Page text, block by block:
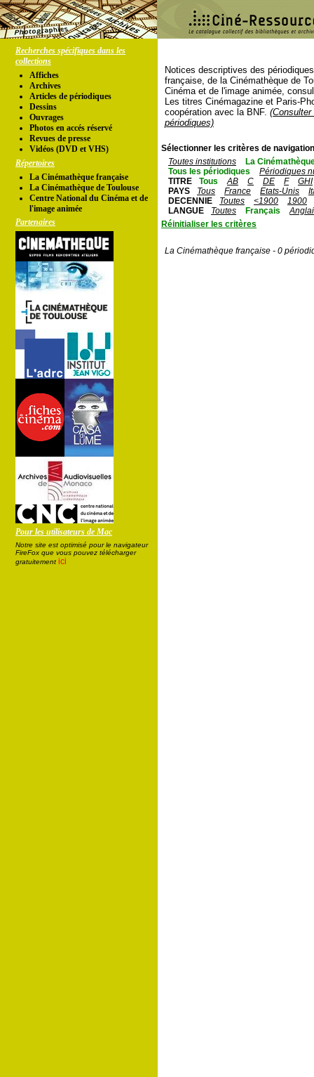
Recherches spécifiques dans les
collections
Affiches
Archives
Articles de périodiques
Dessins
Ouvrages
Photos en accés réservé
Revues de presse
Vidéos (DVD et VHS)
Répertoires
La Cinémathèque française
La Cinémathèque de Toulouse
Centre National du Cinéma et de
l'image animée
Partenaires
Pour les utilisateurs de Mac
Notre site est optimisé pour le navigateur
FireFox que vous pouvez télécharger
gratuitement ici
Notices descriptives des
française, de la Cinémathèque de
Cinéma et de l'image animée,
Les titres Cinémagazine et Paris-
coopération avec la BNF.
périodiques)
Sélectionner les critères de
Toutes institutions
La
Tous les périodiques
Périodiques
TITRE
Tous AB C DE F
GHI
PAYS
Tous France Etats-Unis
DECENNIE
Toutes <1900
1900
LANGUE
Toutes Français
Réinitialiser les critères
La Cinémathèque française - 0